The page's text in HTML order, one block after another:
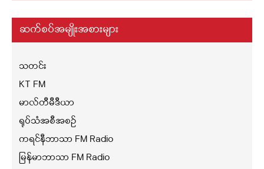
ဆက်စပ်အမျိုးအစားများ
သတင်း
KT FM
မာလ်တီမီဒီယာ
ရုပ်သံအစီအစဉ်
ကရင်နီဘာသာ FM Radio
မြန်မာဘာသာ FM Radio